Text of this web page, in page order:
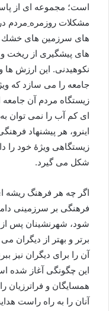
است؛ مجموعه اى از
مشكلات روزمره ِمردم
هاى سرزمين هاى خشك
هاى پيشگيرى از ريخت
نکوهیدنی. اين ارزش
جامعه را مى سازد كه
زيستگاه مردم آن
اى كم آب را نمى توان
اينرو، هر پيشنهاد
زيستگاهى ويژۀ خود را
شكل می گیرد.
اگر چه هر فرهنگ ريشه
فرهنگى بر سرزمينى
شود، شهرنشينان پس
برتر و بهتر از ديگران
آن را براى ديگران نيز
اين چگونگی آغاز شده
همسايگان و فراترزیان
آنان را به راه راست